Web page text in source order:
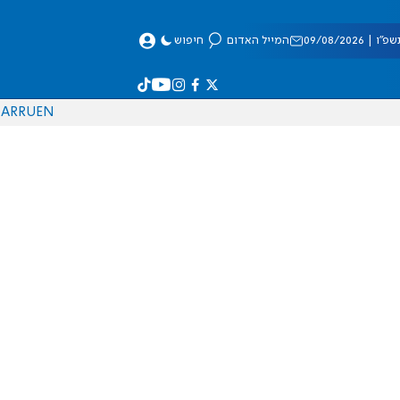
08/2026 המייל האדום חיפוש
EN
RU
AR